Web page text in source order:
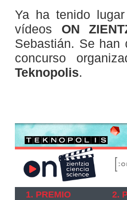
Ya ha tenido
vídeos ON
Sebastián. Se han
concurso
Teknopolis.
1. PREMIO 2.